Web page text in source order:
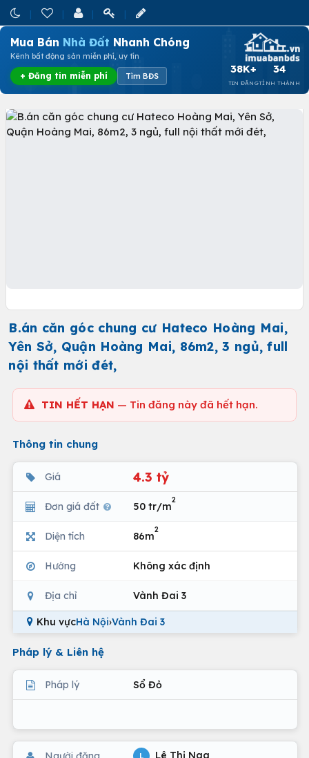
Mua Bán Nhà Đất Nhanh Chóng
Kênh bất động sản miễn phí, uy tín
+ Đăng tin miễn phí Tìm BĐS
38K+
TIN ĐĂNG
34
TỈNH THÀNH
B.án căn góc chung cư Hateco Hoàng Mai,
Yên Sở, Quận Hoàng Mai, 86m2, 3 ngủ, full
nội thất mới đét,
TIN HẾT HẠN — Tin đăng này đã hết hạn.
Thông tin chung
Giá 4.3 tỷ
Đơn giá đất 50 tr/m
2
Diện tích 86m
2
Hướng Không xác định
Địa chỉ Vành Đai 3
Khu vựcHà Nội›Vành Đai 3
Pháp lý & Liên hệ
Pháp lý Sổ Đỏ
L Lê Thị Nga